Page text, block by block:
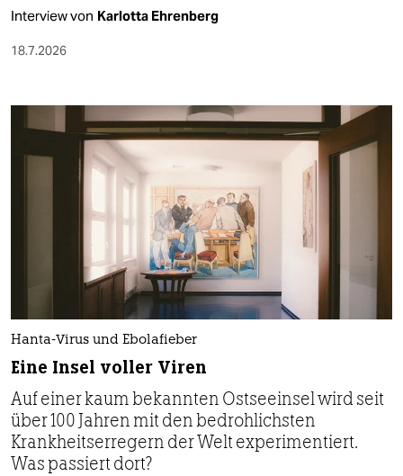
Interview von Karlotta Ehrenberg
18.7.2026
Hanta-Virus und Ebolafieber
Eine Insel voller Viren
Auf einer kaum bekannten Ostseeinsel wird seit
über 100 Jahren mit den bedrohlichsten
Krankheitserregern der Welt experimentiert.
Was passiert dort?